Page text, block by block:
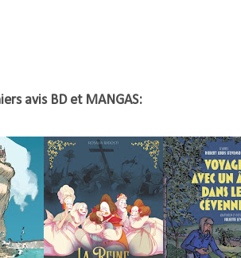
avis BD et MANGAS: